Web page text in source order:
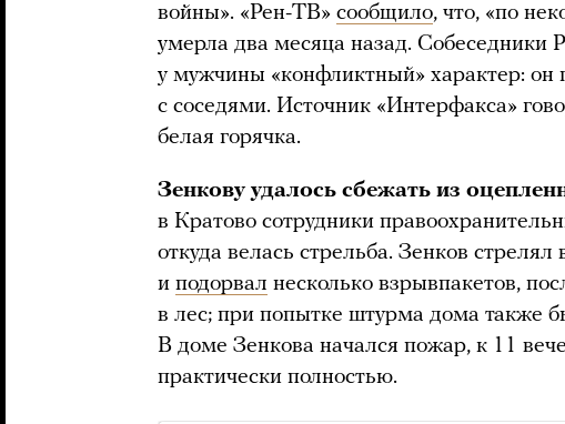
войны». «Рен-ТВ» сообщило, что, «по
умерла два месяца назад. Собеседники
у мужчины «конфликтный» характер: он
с соседями. Источник «Интерфакса»
белая горячка.
Зенкову удалось сбежать из
в Кратово сотрудники
откуда велась стрельба. Зенков стрелял
и подорвал несколько взрывпакетов,
в лес; при попытке штурма дома также
В доме Зенкова начался пожар, к 11
практически полностью.